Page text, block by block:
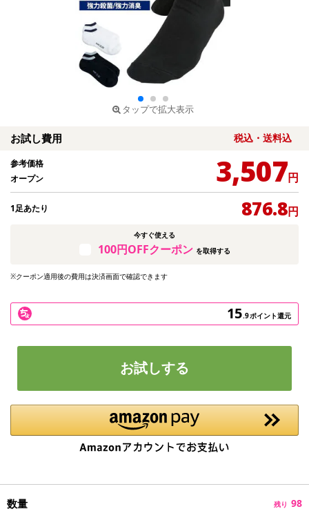
タップで拡大表示
お試し費用 税込・送料込
参考価格
オープン
3,507円
1足あたり 876.8円
今すぐ使える
100円OFFクーポン を取得する
※クーポン適用後の費用は決済画面で確認できます
15.9ポイント還元
お試しする
数量 残り 98